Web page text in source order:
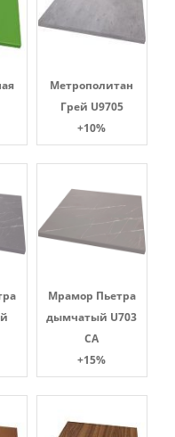
Метрополитан
Грей U9705
+10%
Мрамор Пьетра
дымчатый U703
CA
+15%